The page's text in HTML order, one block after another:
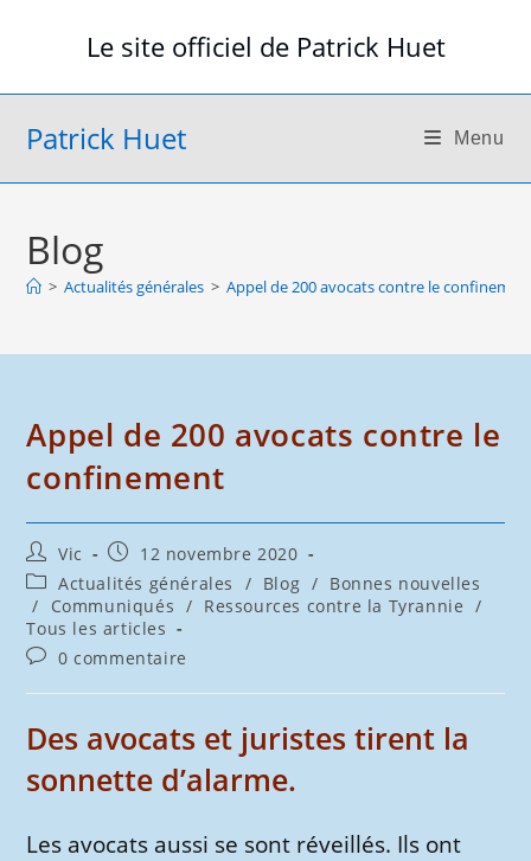
Le site officiel de Patrick Huet
Patrick Huet Menu
Blog
> Actualités générales > Appel de 200 avocats contre le
Appel de 200 avocats contre le
confinement
Auteur/autrice
de
la
publication :
Vic
Publication
publiée :
12 novembre 2020
Post
category:
Actualités générales / Blog / Bonnes nouvelles
/
Communiqués / Ressources contre la Tyrannie /
Tous les articles
Commentaires
la
publication :
0 commentaire
Des avocats et juristes tirent la
sonnette d’alarme.
Les avocats aussi se sont réveillés. Ils ont